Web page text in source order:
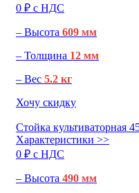
0 ₽ c НДС
– Высота 609 мм
– Толщина 12 мм
– Вес 5.2 кг
Хочу скидку
Стойка культиваторная
Характеристики >>
0 ₽ c НДС
– Высота 490 мм